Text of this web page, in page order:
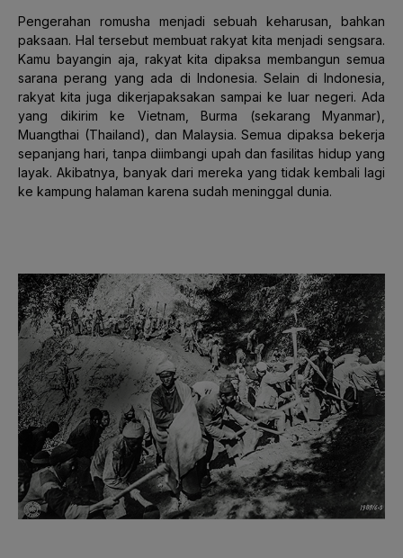
Pengerahan romusha menjadi sebuah keharusan, bahkan
paksaan. Hal tersebut membuat rakyat kita menjadi sengsara.
Kamu bayangin aja, rakyat kita dipaksa membangun semua
sarana perang yang ada di Indonesia. Selain di Indonesia,
rakyat kita juga dikerjapaksakan sampai ke luar negeri. Ada
yang dikirim ke Vietnam, Burma (sekarang Myanmar),
Muangthai (Thailand), dan Malaysia. Semua dipaksa bekerja
sepanjang hari, tanpa diimbangi upah dan fasilitas hidup yang
layak. Akibatnya, banyak dari mereka yang tidak kembali lagi
ke kampung halaman karena sudah meninggal dunia.